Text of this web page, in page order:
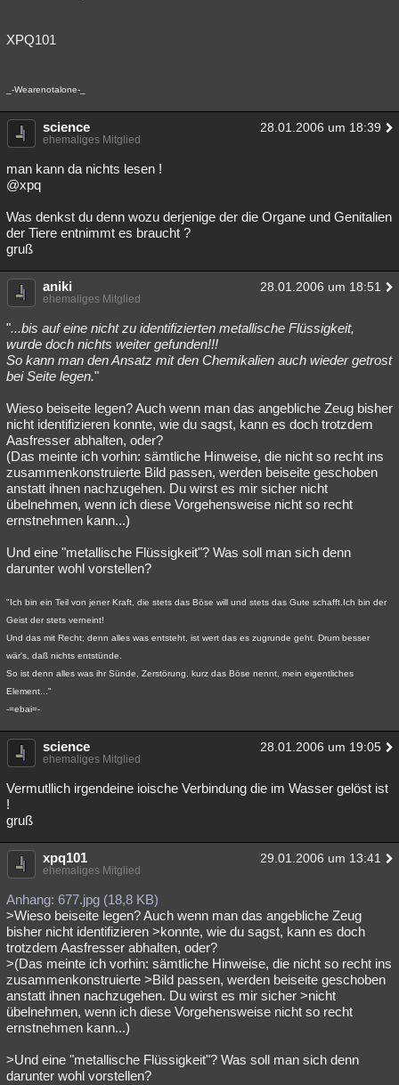
XPQ101
_-Wearenotalone-_
science 28.01.2006 um 18:39
ehemaliges Mitglied
man kann da nichts lesen !
@xpq
Was denkst du denn wozu derjenige der die Organe und Genitalien
der Tiere entnimmt es braucht ?
gruß
aniki 28.01.2006 um 18:51
ehemaliges Mitglied
"...bis auf eine nicht zu identifizierten metallische Flüssigkeit,
wurde doch nichts weiter gefunden!!!
So kann man den Ansatz mit den Chemikalien auch wieder getrost
bei Seite legen."
Wieso beiseite legen? Auch wenn man das angebliche Zeug bisher
nicht identifizieren konnte, wie du sagst, kann es doch trotzdem
Aasfresser abhalten, oder?
(Das meinte ich vorhin: sämtliche Hinweise, die nicht so recht ins
zusammenkonstruierte Bild passen, werden beiseite geschoben
anstatt ihnen nachzugehen. Du wirst es mir sicher nicht
übelnehmen, wenn ich diese Vorgehensweise nicht so recht
ernstnehmen kann...)
Und eine "metallische Flüssigkeit"? Was soll man sich denn
darunter wohl vorstellen?
"Ich bin ein Teil von jener Kraft, die stets das Böse will und stets das Gute schafft.Ich bin der
Geist der stets verneint!
Und das mit Recht; denn alles was entsteht, ist wert das es zugrunde geht. Drum besser
wär's, daß nichts entstünde.
So ist denn alles was ihr Sünde, Zerstörung, kurz das Böse nennt, mein eigentliches
Element..."
-=ebai=-
science 28.01.2006 um 19:05
ehemaliges Mitglied
Vermutllich irgendeine ioische Verbindung die im Wasser gelöst ist
!
gruß
xpq101 29.01.2006 um 13:41
ehemaliges Mitglied
Anhang: 677.jpg (18,8 KB)
>Wieso beiseite legen? Auch wenn man das angebliche Zeug
bisher nicht identifizieren >konnte, wie du sagst, kann es doch
trotzdem Aasfresser abhalten, oder?
>(Das meinte ich vorhin: sämtliche Hinweise, die nicht so recht ins
zusammenkonstruierte >Bild passen, werden beiseite geschoben
anstatt ihnen nachzugehen. Du wirst es mir sicher >nicht
übelnehmen, wenn ich diese Vorgehensweise nicht so recht
ernstnehmen kann...)
>Und eine "metallische Flüssigkeit"? Was soll man sich denn
darunter wohl vorstellen?